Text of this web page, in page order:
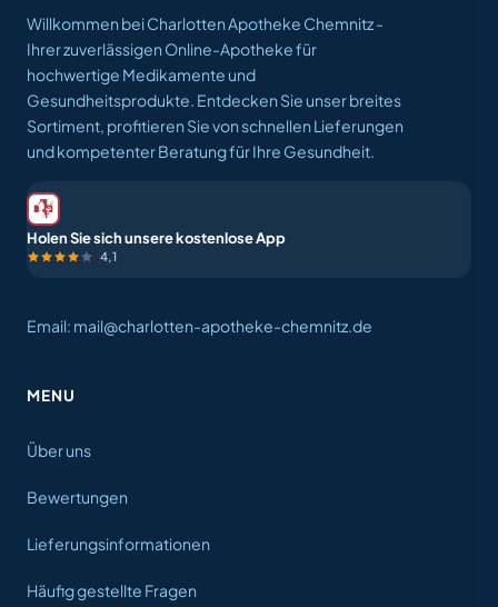
Willkommen bei Charlotten Apotheke Chemnitz -
Ihrer zuverlässigen Online-Apotheke für
hochwertige Medikamente und
Gesundheitsprodukte. Entdecken Sie unser breites
Sortiment, profitieren Sie von schnellen Lieferungen
und kompetenter Beratung für Ihre Gesundheit.
Holen Sie sich unsere kostenlose App
4,1
Email: mail@charlotten-apotheke-chemnitz.de
MENU
Über uns
Bewertungen
Lieferungsinformationen
Häufig gestellte Fragen